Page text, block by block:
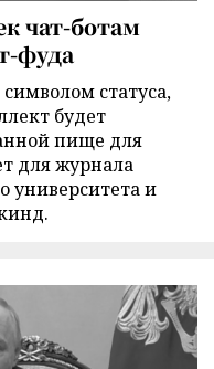
чат-ботам
фуда
символом статуса,
будет
пище для
для журнала
университета и